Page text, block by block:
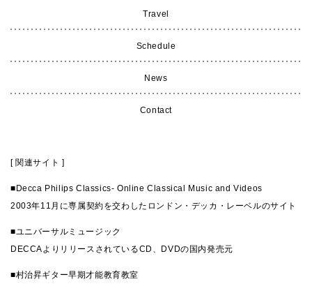
Travel
Schedule
News
Contact
[ 関連サイト ]
■Decca Philips Classics- Online Classical Music and Videos
2003年11月に専属契約を交わしたロンドン・デッカ・レーベルのサイト
■ ユニバーサルミュージック
DECCAよりリリースされているCD、DVDの国内発売元
■村治昇ギター早期才能教育教室